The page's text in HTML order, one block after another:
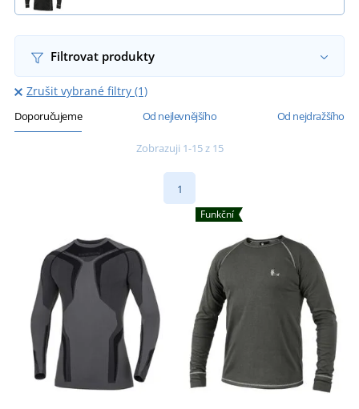
Filtrovat produkty
Zrušit vybrané filtry (1)
Doporučujeme Od nejlevnějšího Od nejdražšího
Zobrazuji 1-15 z 15
1
Funkční